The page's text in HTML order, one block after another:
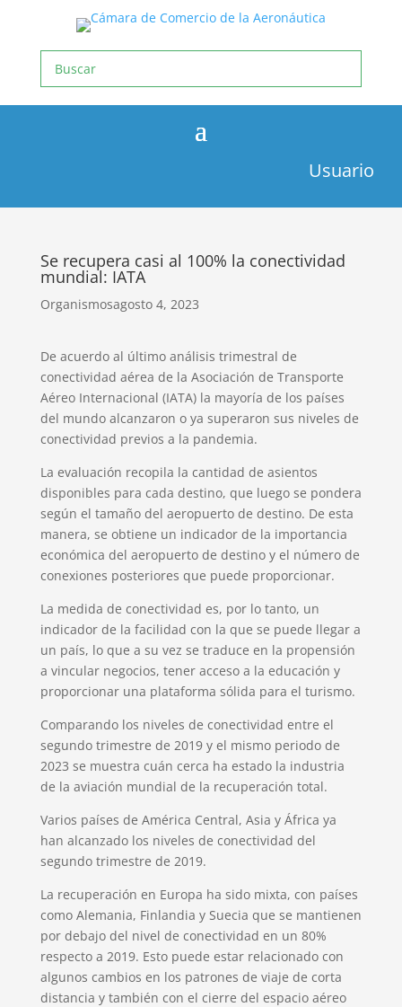
Usuario
Se recupera casi al 100% la conectividad
mundial: IATA
Organismosagosto 4, 2023
De acuerdo al último análisis trimestral de
conectividad aérea de la Asociación de Transporte
Aéreo Internacional (IATA) la mayoría de los países
del mundo alcanzaron o ya superaron sus niveles de
conectividad previos a la pandemia.
La evaluación recopila la cantidad de asientos
disponibles para cada destino, que luego se pondera
según el tamaño del aeropuerto de destino. De esta
manera, se obtiene un indicador de la importancia
económica del aeropuerto de destino y el número de
conexiones posteriores que puede proporcionar.
La medida de conectividad es, por lo tanto, un
indicador de la facilidad con la que se puede llegar a
un país, lo que a su vez se traduce en la propensión
a vincular negocios, tener acceso a la educación y
proporcionar una plataforma sólida para el turismo.
Comparando los niveles de conectividad entre el
segundo trimestre de 2019 y el mismo periodo de
2023 se muestra cuán cerca ha estado la industria
de la aviación mundial de la recuperación total.
Varios países de América Central, Asia y África ya
han alcanzado los niveles de conectividad del
segundo trimestre de 2019.
La recuperación en Europa ha sido mixta, con países
como Alemania, Finlandia y Suecia que se mantienen
por debajo del nivel de conectividad en un 80%
respecto a 2019. Esto puede estar relacionado con
algunos cambios en los patrones de viaje de corta
distancia y también con el cierre del espacio aéreo